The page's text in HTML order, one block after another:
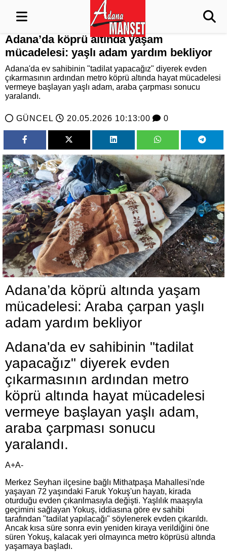
Adana’da köprü altında yaşam
mücadelesi: yaşlı adam yardım bekliyor
Adana'da ev sahibinin "tadilat yapacağız" diyerek evden
çıkarmasının ardından metro köprü altında hayat mücadelesi
vermeye başlayan yaşlı adam, araba çarpması sonucu
yaralandı.
GÜNCEL 20.05.2026 10:13:00 0
Adana’da köprü altında yaşam
mücadelesi: Araba çarpan yaşlı
adam yardım bekliyor
Adana'da ev sahibinin "tadilat
yapacağız" diyerek evden
çıkarmasının ardından metro
köprü altında hayat mücadelesi
vermeye başlayan yaşlı adam,
araba çarpması sonucu
yaralandı.
A+A-
Merkez Seyhan ilçesine bağlı Mithatpaşa Mahallesi'nde
yaşayan 72 yaşındaki Faruk Yokuş'un hayatı, kirada
oturduğu evden çıkarılmasıyla değişti. Yaşlılık maaşıyla
geçimini sağlayan Yokuş, iddiasına göre ev sahibi
tarafından "tadilat yapılacağı" söylenerek evden çıkarıldı.
Ancak kısa süre sonra evin yeniden kiraya verildiğini öne
süren Yokuş, kalacak yeri olmayınca metro köprüsü altında
yaşamaya başladı.